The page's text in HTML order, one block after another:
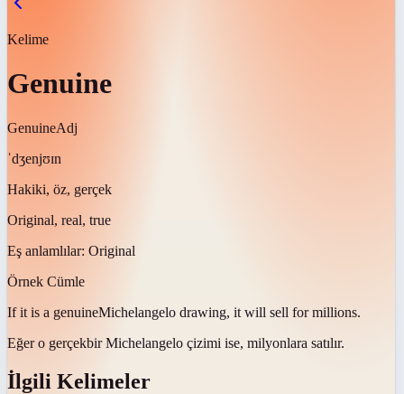
Kelime
Genuine
GenuineAdj
ˈdʒenjʊɪn
Hakiki, öz, gerçek
Original, real, true
Eş anlamlılar: Original
Örnek Cümle
If it is a genuineMichelangelo drawing, it will sell for millions.
Eğer o gerçekbir Michelangelo çizimi ise, milyonlara satılır.
İlgili Kelimeler